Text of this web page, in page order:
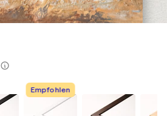
Empfohlen